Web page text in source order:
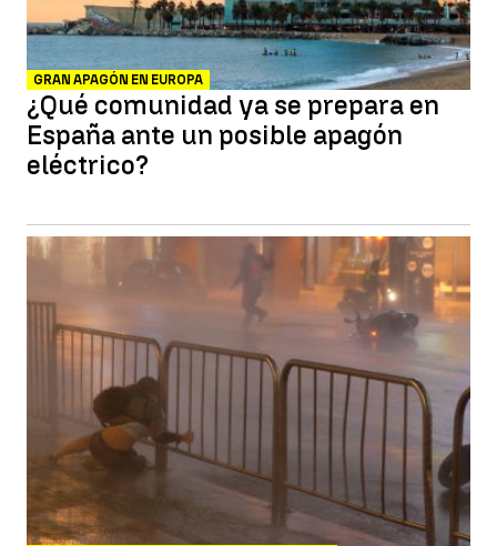
GRAN APAGÓN EN EUROPA
¿Qué comunidad ya se prepara en
España ante un posible apagón
eléctrico?